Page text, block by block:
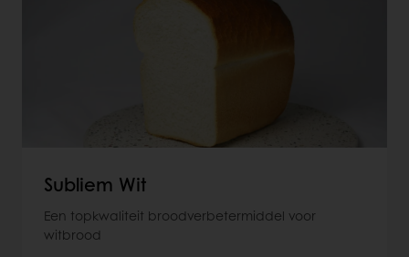
Subliem Wit
Een topkwaliteit broodverbetermiddel voor
witbrood